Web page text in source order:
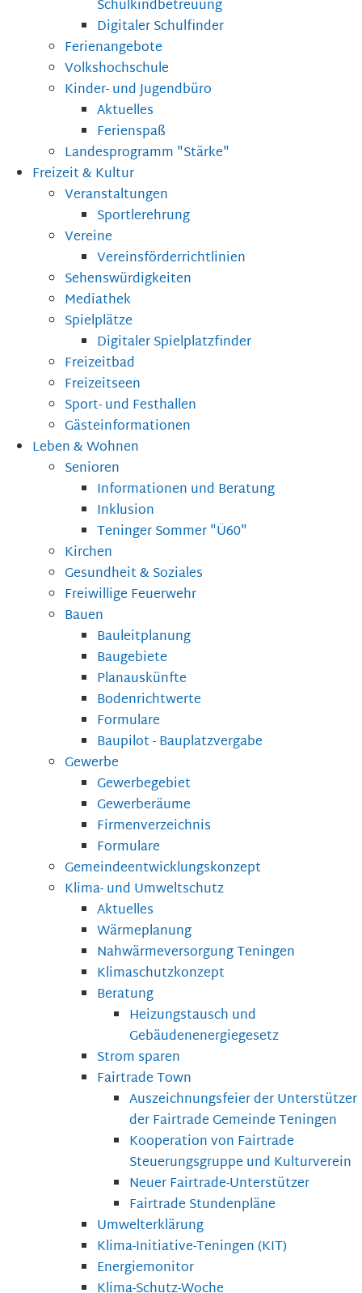
Schulkindbetreuung
Digitaler Schulfinder
Ferienangebote
Volkshochschule
Kinder- und Jugendbüro
Aktuelles
Ferienspaß
Landesprogramm "Stärke"
Freizeit & Kultur
Veranstaltungen
Sportlerehrung
Vereine
Vereinsförderrichtlinien
Sehenswürdigkeiten
Mediathek
Spielplätze
Digitaler Spielplatzfinder
Freizeitbad
Freizeitseen
Sport- und Festhallen
Gästeinformationen
Leben & Wohnen
Senioren
Informationen und Beratung
Inklusion
Teninger Sommer "Ü60"
Kirchen
Gesundheit & Soziales
Freiwillige Feuerwehr
Bauen
Bauleitplanung
Baugebiete
Planauskünfte
Bodenrichtwerte
Formulare
Baupilot - Bauplatzvergabe
Gewerbe
Gewerbegebiet
Gewerberäume
Firmenverzeichnis
Formulare
Gemeindeentwicklungskonzept
Klima- und Umweltschutz
Aktuelles
Wärmeplanung
Nahwärmeversorgung Teningen
Klimaschutzkonzept
Beratung
Heizungstausch und
Gebäudenenergiegesetz
Strom sparen
Fairtrade Town
Auszeichnungsfeier der Unterstützer
der Fairtrade Gemeinde Teningen
Kooperation von Fairtrade
Steuerungsgruppe und Kulturverein
Neuer Fairtrade-Unterstützer
Fairtrade Stundenpläne
Umwelterklärung
Klima-Initiative-Teningen (KIT)
Energiemonitor